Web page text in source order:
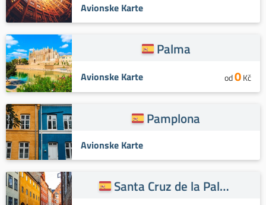
Avionske Karte
Palma
Avionske Karte od0Kč
Pamplona
Avionske Karte
Santa Cruz de la Palma